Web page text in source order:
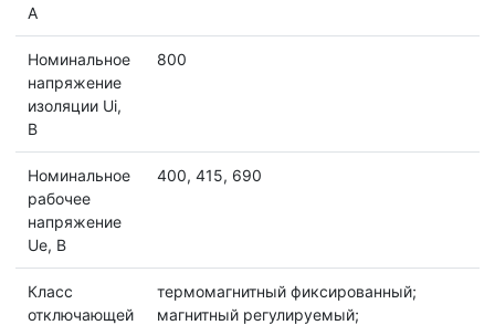
А
Номинальное
напряжение
изоляции Ui,
B
800
Номинальное
рабочее
напряжение
Ue, B
400, 415, 690
Класс
отключающей
термомагнитный фиксированный;
магнитный регулируемый;